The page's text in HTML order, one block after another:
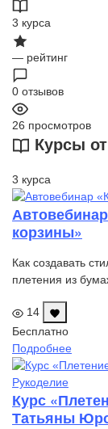
3 курса
— рейтинг
0 отзывов
26 просмотров
Курсы
3 курса
корзины»
Как создавать
плетения из
14
Бесплатно
Подробнее
Рукоделие
Курс
Татьяны